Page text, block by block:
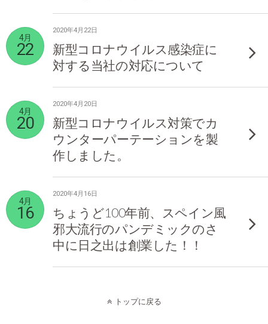
4月
22
2020年4月22日
新型コロナウイルス感染症に
対する当社の対応について
4月
20
2020年4月20日
新型コロナウイルス対策でカ
ウンターパーテーションを製
作しました。
4月
16
2020年4月16日
ちょうど100年前、スペイン風
邪大流行のパンデミックのさ
中に日之出は創業した！！
トップに戻る